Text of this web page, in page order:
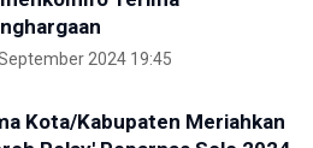
2024 19:45
Kota/Kabupaten Meriahkan